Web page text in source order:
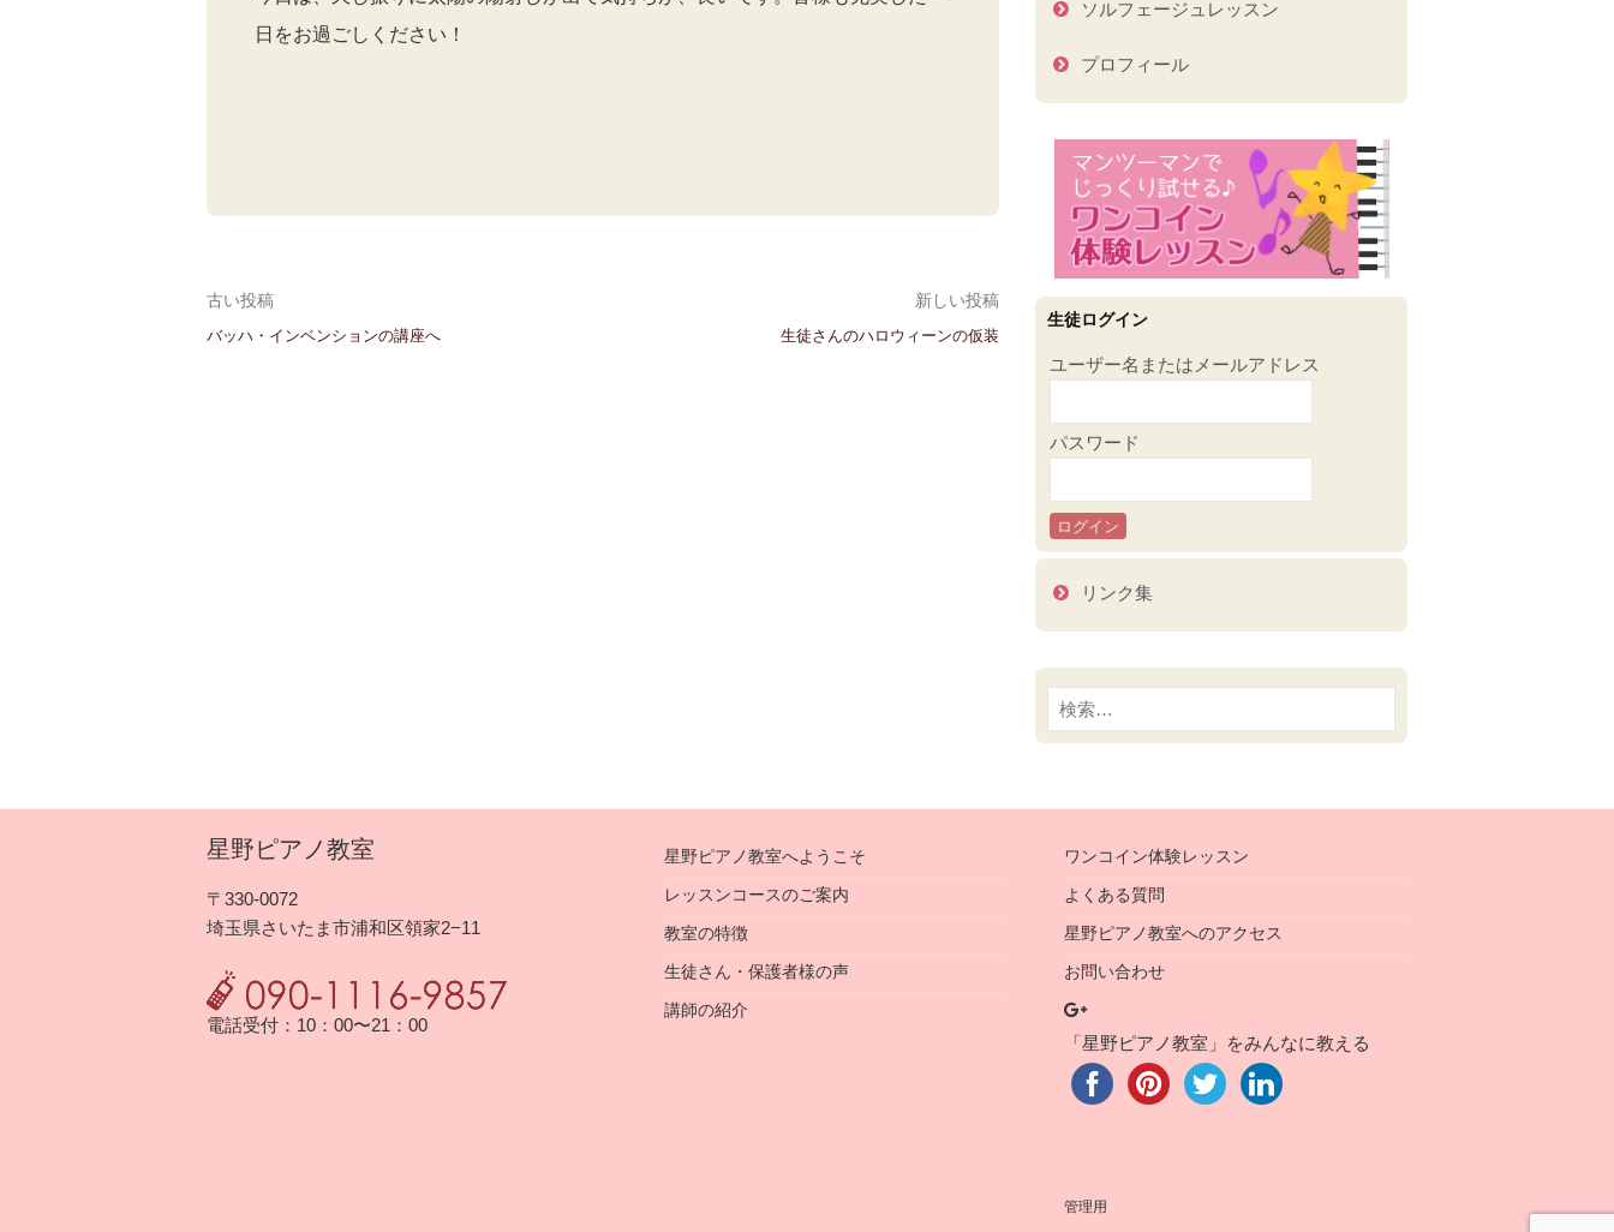
日をお過ごしください！
投
古い投稿
バッハ・インベンションの講座へ
新しい投稿
生徒さんのハロウィーンの仮装
ソルフェージュレッスン
プロフィール
生徒ログイン
ユーザー名またはメールアドレス
パスワード
リンク集
検
索:
星野ピアノ教室
〒330-0072
埼玉県さいたま市浦和区領家2−11
電話受付：10：00〜21：00
星野ピアノ教室へようこそ
レッスンコースのご案内
教室の特徴
生徒さん・保護者様の声
講師の紹介
ワンコイン体験レッスン
よくある質問
星野ピアノ教室へのアクセス
お問い合わせ
「星野ピアノ教室」をみんなに教える
管理用